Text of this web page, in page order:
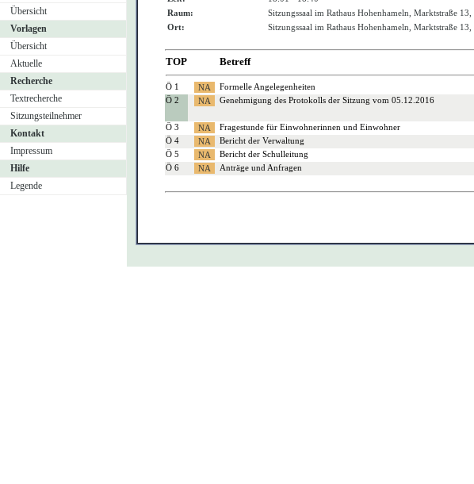
Übersicht
Vorlagen
Übersicht
Aktuelle
Recherche
Textrecherche
Sitzungsteilnehmer
Kontakt
Impressum
Hilfe
Legende
Raum:
Sitzungssaal im Rathaus Hohenhameln, Marktstraße
Ort:
Sitzungssaal im Rathaus Hohenhameln, Marktstraße
TOP Betreff
Ö 1
Formelle Angelegenheiten
Ö 2
Genehmigung des Protokolls der Sitzung vom 05.12.2016
Ö 3
Fragestunde für Einwohnerinnen und Einwohner
Ö 4
Bericht der Verwaltung
Ö 5
Bericht der Schulleitung
Ö 6
Anträge und Anfragen